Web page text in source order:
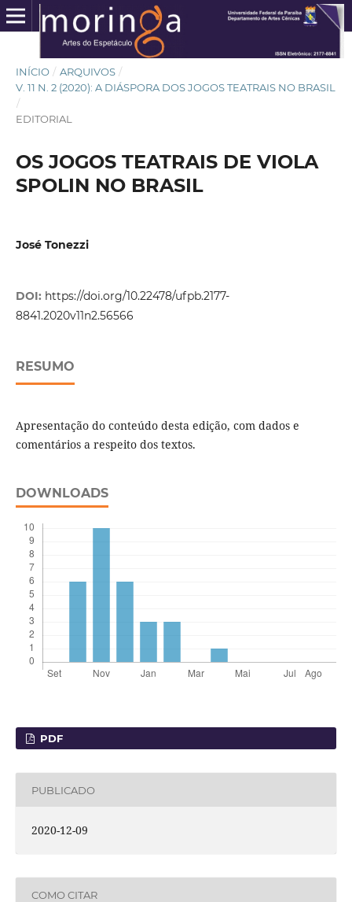
INÍCIO / ARQUIVOS /
V. 11 N. 2 (2020): A DIÁSPORA DOS JOGOS TEATRAIS NO BRASIL
/
EDITORIAL
OS JOGOS TEATRAIS DE VIOLA
SPOLIN NO BRASIL
José Tonezzi
DOI: https://doi.org/10.22478/ufpb.2177-
8841.2020v11n2.56566
RESUMO
Apresentação do conteúdo desta edição, com dados e
comentários a respeito dos textos.
DOWNLOADS
PDF
PUBLICADO
2020-12-09
COMO CITAR